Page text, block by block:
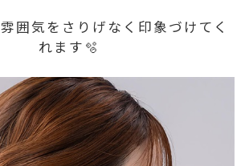
囲気をさりげなく印象づけてく
れます🫧